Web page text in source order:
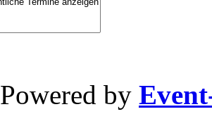
Powered by